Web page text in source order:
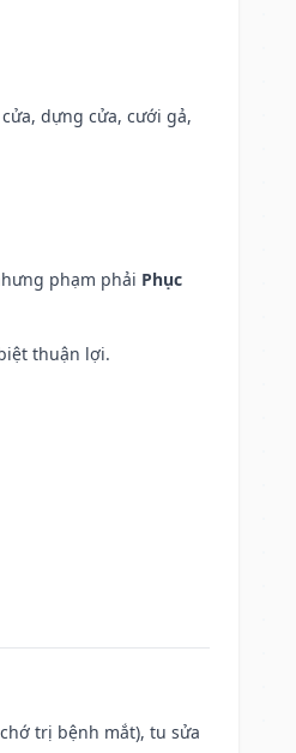
dựng cửa, cưới gả,
phạm phải Phục
thuận lợi.
trị bệnh mắt), tu sửa